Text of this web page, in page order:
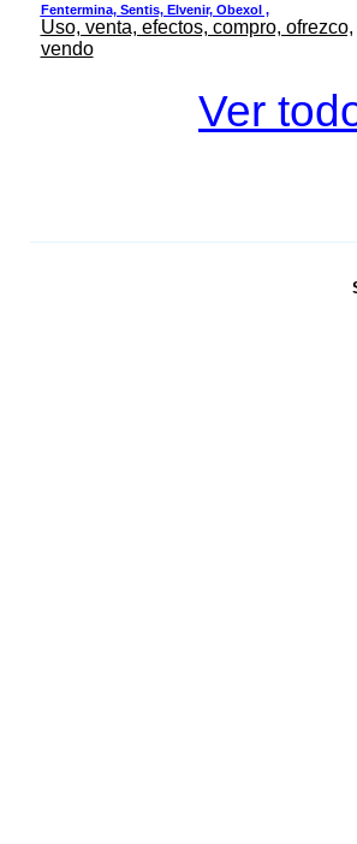
Fentermina, Sentis, Elvenir, Obexol ,
Uso, venta, efectos, compro, ofrezco,
vendo
Ver